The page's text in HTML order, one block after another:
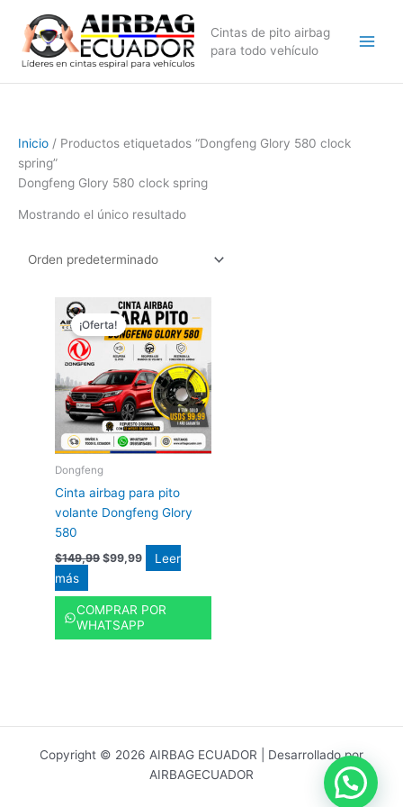
contenido
Cintas de pito airbag
para todo vehículo
Inicio / Productos etiquetados “Dongfeng Glory 580 clock
spring”
Dongfeng Glory 580 clock spring
Mostrando el único resultado
¡Oferta!
Dongfeng
Cinta airbag para pito
volante Dongfeng Glory
580
$149,99
precio
original
era:
$149,99.
$99,99
El
precio
actual
es:
$99,99.
Leer
más
COMPRAR POR
WHATSAPP
Copyright © 2026 AIRBAG ECUADOR | Desarrollado por
AIRBAGECUADOR